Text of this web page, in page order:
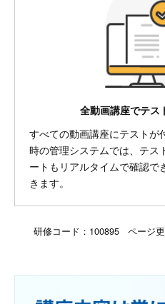
全動画講座でテス
すべての動画講座にテストが
時の管理システムでは、テス
ートもリアルタイムで確認
きます。
研修コード：100895 ページ更